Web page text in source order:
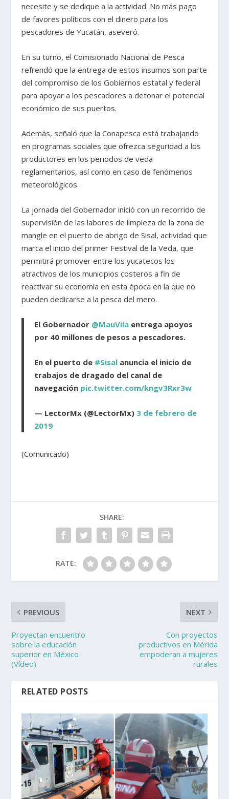
necesite y se dedique a la actividad. No más pago
de favores políticos con el dinero para los
pescadores de Yucatán, aseveró.
En su turno, el Comisionado Nacional de Pesca
refrendó que la entrega de estos insumos son parte
del compromiso de los Gobiernos estatal y federal
para apoyar a los pescadores a detonar el potencial
económico de sus puertos.
Además, señaló que la Conapesca está trabajando
en programas sociales que ofrezca seguridad a los
productores en los periodos de veda
reglamentarios, así como en caso de fenómenos
meteorológicos.
La jornada del Gobernador inició con un recorrido de
supervisión de las labores de limpieza de la zona de
mangle en el puerto de abrigo de Sisal, actividad que
marca el inicio del primer Festival de la Veda, que
permitirá promover entre los yucatecos los
atractivos de los municipios costeros a fin de
reactivar su economía en esta época en la que no
pueden dedicarse a la pesca del mero.
El Gobernador @MauVila entrega apoyos
por 40 millones de pesos a pescadores.
En el puerto de #Sisal anuncia el inicio de
trabajos de dragado del canal de
navegación pic.twitter.com/kngv3Rxr3w
— LectorMx (@LectorMx) 3 de febrero de
2019
(Comunicado)
SHARE:
RATE:
PREVIOUS
Proyectan encuentro
sobre la educación
superior en México
(Vídeo)
NEXT
Con proyectos
productivos en Mérida
empoderan a mujeres
rurales
RELATED POSTS